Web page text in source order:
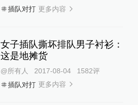
插队对打 更多内容
女子插队撕坏排队男子衬衫：
这是地摊货
@所有人 2017-08-04 1582评
插队对打 更多内容